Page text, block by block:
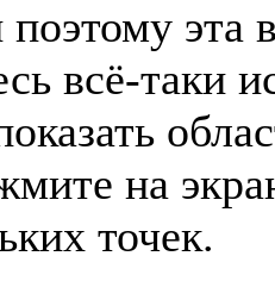
поэтому
всё-таки
на
точек.